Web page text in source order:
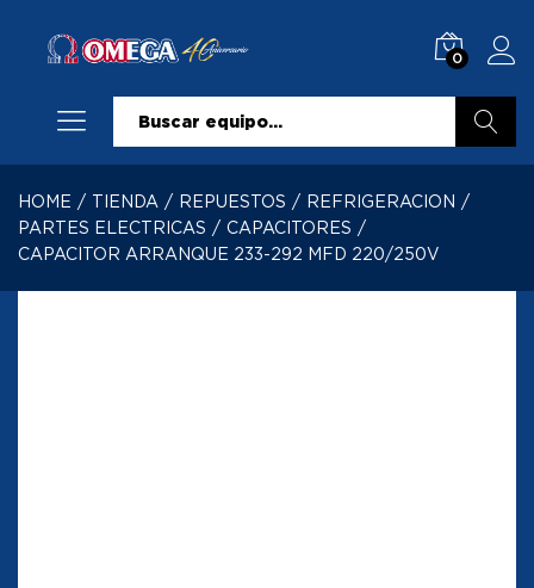
0
HOME / TIENDA / REPUESTOS / REFRIGERACION /
PARTES ELECTRICAS / CAPACITORES /
CAPACITOR ARRANQUE 233-292 MFD 220/250V